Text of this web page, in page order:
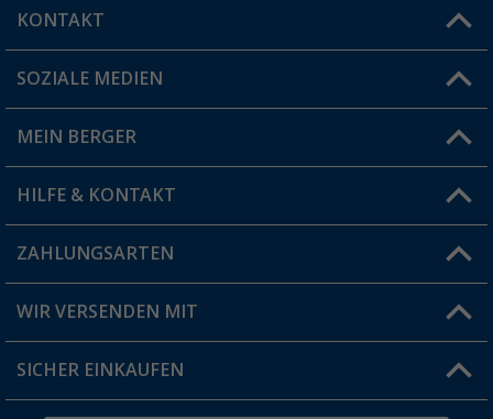
KONTAKT
Du hast eine Frage?
Filiale finden
SOZIALE MEDIEN
MEIN BERGER
Vorteilskarte
Blog
Jobs & Karriere
HILFE & KONTAKT
FAQ & Kontakt
Versandinformationen
Rücksendung
ZAHLUNGSARTEN
WIR VERSENDEN MIT
SICHER EINKAUFEN